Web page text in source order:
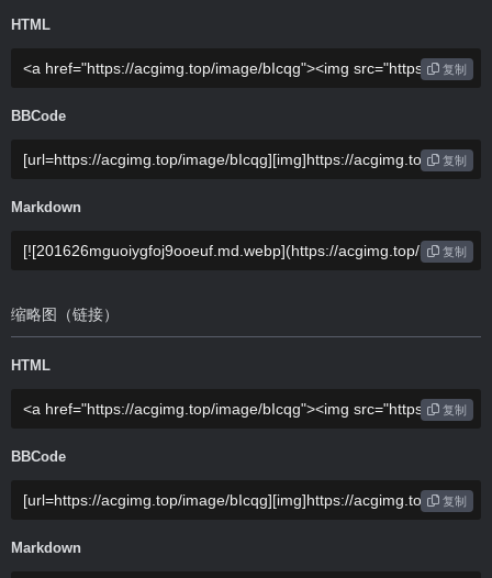
HTML
复制
BBCode
复制
Markdown
复制
缩略图（链接）
HTML
复制
BBCode
复制
Markdown